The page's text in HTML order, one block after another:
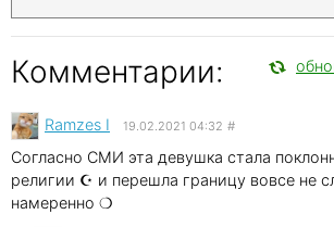
Комментарии:
Ramzes I 19.02.2021 04:32 #
Согласно СМИ эта девушка стала
религии ☪ и перешла границу вовсе не
намеренно ❍